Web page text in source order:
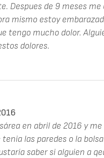
Despues de 9 meses
mismo estoy
tengo mucho dolor.
dolores.
en abril de 2016 y
las paredes o la
saber si alguien a